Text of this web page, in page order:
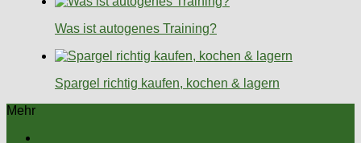
Was ist autogenes Training?
Spargel richtig kaufen, kochen & lagern
Mehr